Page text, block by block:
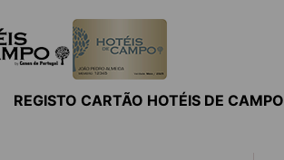
REGISTO CARTÃO HOTÉIS DE CAMPO